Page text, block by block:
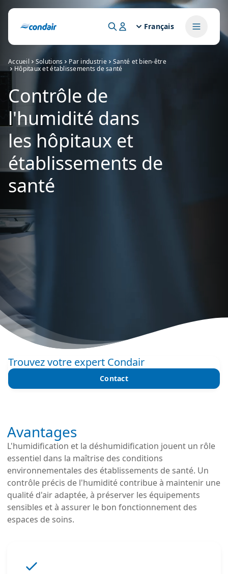
Français
Accueil Solutions Par industrie
Santé et bien-être
Hôpitaux et établissements de santé
Contrôle de
l'humidité dans
les hôpitaux et
établissements de
santé
Trouvez votre expert Condair
Contact
Avantages
L'humidification et la déshumidification jouent un rôle
essentiel dans la maîtrise des conditions
environnementales des établissements de santé. Un
contrôle précis de l'humidité contribue à maintenir une
qualité d'air adaptée, à préserver les équipements
sensibles et à assurer le bon fonctionnement des
espaces de soins.